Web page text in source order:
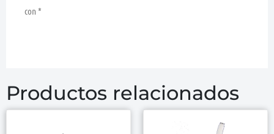
con *
Productos relacionados